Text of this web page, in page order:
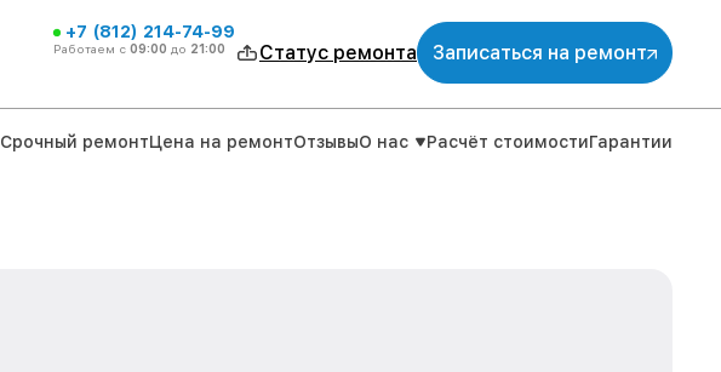
+7 (812) 214-74-99
Работаем с 09:00 до 21:00 Статус ремонта Записаться на ремонт
Срочный ремонтЦена на ремонтОтзывыО нас Расчёт стоимостиГарантии